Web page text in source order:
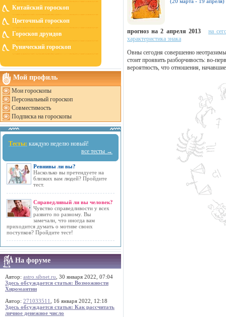
Китайский гороскоп
Цветочный гороскоп
Гороскоп друидов
Рунический гороскоп
Мой профиль
Мои гороскопы
Персональный гороскоп
Совместимость
Подписка на гороскопы
Тесты: каждую неделю новый!
все тесты →
Ревнивы ли вы?
Насколько вы претендуете на
близких вам людей? Пройдите
тест.
Справедливый ли вы человек?
Чувство справедливости у всех
развито по разному. Вы
замечали, что иногда вам
приходится думать о мотиве своих
поступков? Пройдите тест!
На форуме
Автор: astro.sibnet.ru , 30 января 2022, 07:04
Здесь обсуждается статья: Возможности
Хиромантии
Автор: 271033511
, 16 января 2022, 12:18
Здесь обсуждается статья: Как рассчитать
личное денежное число
прогноз на 2 апреля 2013
на
характеристика знака
Овны сегодня совершенно
стоит проявить разборчивость: во-
вероятность, что отношения,